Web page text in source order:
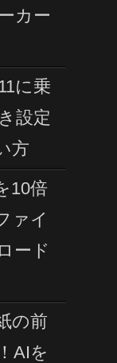
カー
に乗
設定
方
10倍
ァイ
ード
の前
AIを